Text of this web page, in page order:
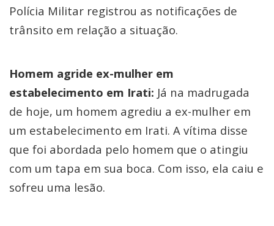
Polícia Militar registrou as notificações de
trânsito em relação a situação.
Homem agride ex-mulher em
estabelecimento em Irati: Já na madrugada
de hoje, um homem agrediu a ex-mulher em
um estabelecimento em Irati. A vítima disse
que foi abordada pelo homem que o atingiu
com um tapa em sua boca. Com isso, ela caiu e
sofreu uma lesão.